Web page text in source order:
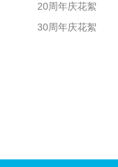
20周年庆花絮
30周年庆花絮